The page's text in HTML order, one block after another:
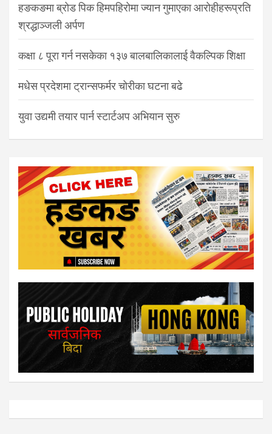
हङकङमा ब्रोड पिक हिमपहिरोमा ज्यान गुमाएका आरोहीहरूप्रति
श्रद्धाञ्जली अर्पण
कक्षा ८ पूरा गर्न नसकेका १३७ बालबालिकालाई वैकल्पिक शिक्षा
मधेस प्रदेशमा ट्रान्सफर्मर चोरीका घटना बढे
युवा उद्यमी तयार पार्न स्टार्टअप अभियान सुरु